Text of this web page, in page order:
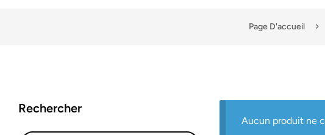
Page D'accueil
Aucun produit ne
Rechercher